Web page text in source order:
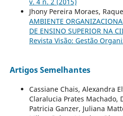
Jhony Pereira Moraes,
AMBIENTE
DE ENSINO SUPERIOR NA
Revista Visão: Gestão
Artigos Semelhantes
Cassiane Chais, Alexandra
Claralucia Prates Machado,
Patricia Ganzer, Juliana